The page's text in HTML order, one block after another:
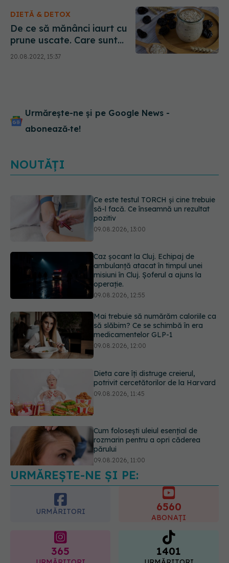
kefirul
DIETĂ & DETOX
De ce să mănânci iaurt cu
prune uscate. Care sunt
beneficiile pentru sănătate
20.08.2022, 15:37
Urmărește-ne și pe Google News -
abonează‑te!
NOUTĂȚI
Caz șocant la Cluj. Echipaj de
ambulanță atacat în timpul unei
misiuni în Cluj. Șoferul a ajuns la
operație.
Mai trebuie să numărăm caloriile ca
să slăbim? Ce se schimbă în era
medicamentelor GLP-1
09.08.2026, 12:00
Dieta care îți distruge creierul,
potrivit cercetătorilor de la Harvard
09.08.2026, 11:45
Cum folosești uleiul esențial de
rozmarin pentru a opri căderea
părului
Ce este testul TORCH și cine trebuie
să-l facă. Ce înseamnă un rezultat
pozitiv
09.08.2026, 13:00
URMĂREȘTE-NE ȘI PE:
URMĂRITORI 6560
ABONAȚI
365 1401